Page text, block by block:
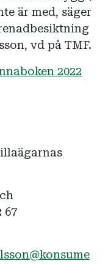
är med, säger
vd på TMF.
2022
67